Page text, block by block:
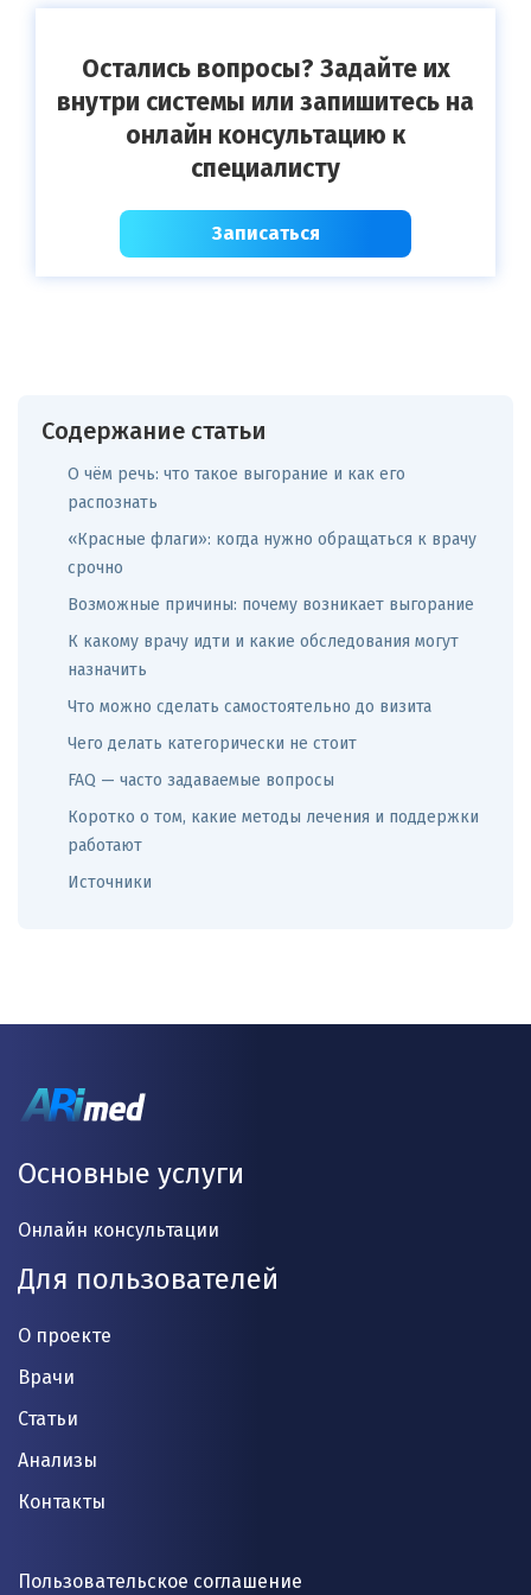
Остались вопросы? Задайте их
внутри системы или запишитесь на
онлайн консультацию к
специалисту
Записаться
Содержание статьи
О чём речь: что такое выгорание и как его
распознать
«Красные флаги»: когда нужно обращаться к врачу
срочно
Возможные причины: почему возникает выгорание
К какому врачу идти и какие обследования могут
назначить
Что можно сделать самостоятельно до визита
Чего делать категорически не стоит
FAQ — часто задаваемые вопросы
Коротко о том, какие методы лечения и поддержки
работают
Источники
Основные услуги
Онлайн консультации
Для пользователей
О проекте
Врачи
Статьи
Анализы
Контакты
Пользовательское соглашение